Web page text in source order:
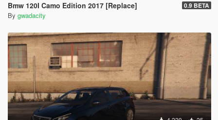
Bmw 120I Camo Edition 2017 [Replace] 0.9 BETA
By gwadacity